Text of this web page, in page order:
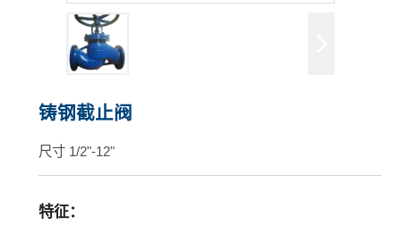
铸钢截止阀
尺寸 1/2"-12"
特征：